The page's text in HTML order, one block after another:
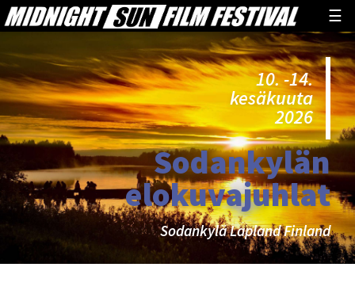
☰
10. -14.
kesäkuuta
2026
Sodankylän
elokuvajuhlat
Sodankylä Lapland Finland